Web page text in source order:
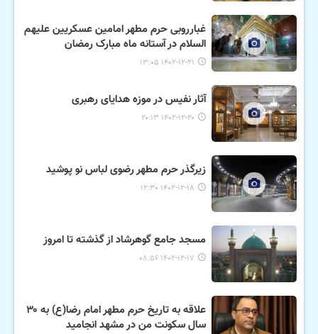
غبارروبی حرم مطهر امامین عسکریین علیهم
السلام در آستانه ماه مبارک رمضان
۱۴۰۲-۱۲-۲۱ ۱۳:۰۵
آثار نفیس در موزه هدایای رهبری
۱۴۰۲-۱۲-۲۰ ۲۰:۱۳
زیرگذر حرم مطهر رضوی لباس نو پوشید
۱۴۰۲-۱۲-۱۸ ۱۲:۳۰
مسجد جامع گوهرشاد از گذشته تا امروز
۱۴۰۲-۱۲-۱۷ ۰۸:۵۶
علاقه به تاریخ حرم مطهر امام رضا(ع) به ۳۰
سال سکونت من در مشهد انجامید